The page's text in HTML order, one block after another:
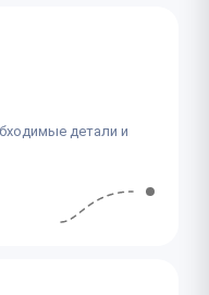
детали и